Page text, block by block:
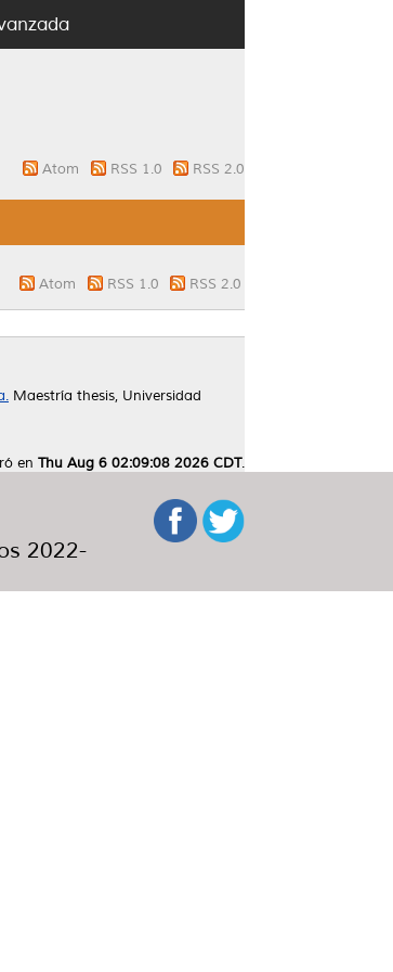
Atom RSS 1.0 RSS 2.0
Atom RSS 1.0 RSS 2.0
Maestría thesis, Universidad
en Thu Aug 6 02:09:08 2026 CDT.
2022-